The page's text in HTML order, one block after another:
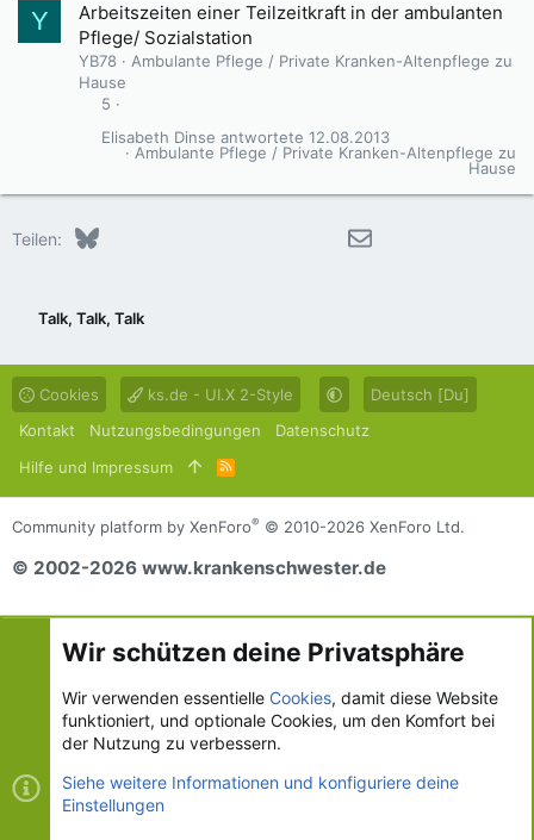
Y
Arbeitszeiten einer Teilzeitkraft in der ambulanten
Pflege/ Sozialstation
YB78
Ambulante Pflege / Private Kranken-Altenpflege zu
Hause
5
Ambulante Pflege / Private Kranken-Altenpflege zu
Hause
12.08.2013
Elisabeth Dinse
Teilen: Bluesky WhatsApp
E-Mail
Talk, Talk, Talk
Cookies ks.de - UI.X 2-Style
Deutsch [Du]
Kontakt
Nutzungsbedingungen
Datenschutz
Hilfe und Impressum
R
S
Community platform by XenForo® © 2010-2026 XenForo Ltd.
© 2002-2026 www.krankenschwester.de
Wir schützen deine Privatsphäre
Wir verwenden essentielle Cookies, damit diese Website
funktioniert, und optionale Cookies, um den Komfort bei
der Nutzung zu verbessern.
Siehe weitere Informationen und konfiguriere deine
Einstellungen